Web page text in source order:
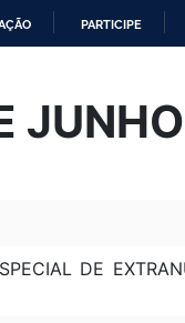
PARTICIPE
DE